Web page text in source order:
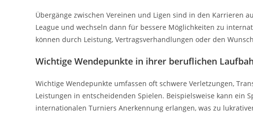
Übergänge zwischen Vereinen und Ligen sind in den Karrieren
League und wechseln dann für bessere Möglichkeiten zu
können durch Leistung, Vertragsverhandlungen oder den
Wichtige Wendepunkte in ihrer beruflichen
Wichtige Wendepunkte umfassen oft schwere Verletzungen,
Leistungen in entscheidenden Spielen. Beispielsweise kann ein
internationalen Turniers Anerkennung erlangen, was zu